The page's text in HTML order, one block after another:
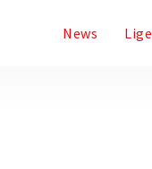
News